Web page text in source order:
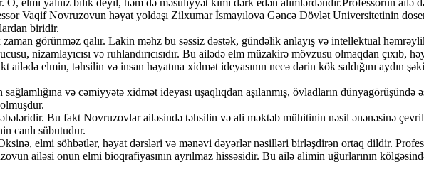
Vaqif Novruzovun həyat yoldaşı Zilxumar İsmayılova Gəncə Dövlət Universitetinin
biridir.
zaman görünməz qalır. Lakin məhz bu səssiz dəstək, gündəlik anlayış və intellektual
nizamlayıcısı və ruhlandırıcısıdır. Bu ailədə elm müzakirə mövzusu olmaqdan çıxıb,
elmin, təhsilin və insan həyatına xidmət ideyasının necə dərin kök saldığını aydın
və cəmiyyətə xidmət ideyası uşaqlıqdan aşılanmış, övladların
Bu fakt Novruzovlar ailəsində təhsilin və ali məktəb mühitinin nəsil ənənəsinə
canlı sübutudur.
elmi söhbətlər, həyat dərsləri və mənəvi dəyərlər nəsilləri birləşdirən ortaq dildir.
ailəsi onun elmi bioqrafiyasının ayrılmaz hissəsidir. Bu ailə alimin uğurlarının